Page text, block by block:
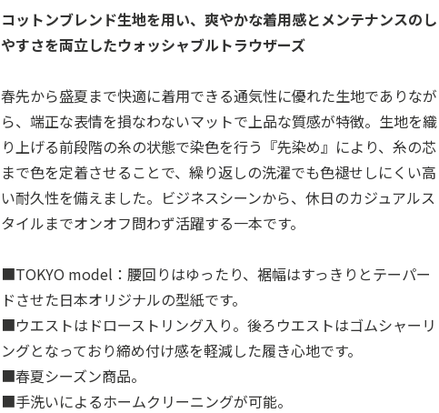
コットンブレンド生地を用い、爽やかな着用感とメンテナンスのし
やすさを両立したウォッシャブルトラウザーズ
春先から盛夏まで快適に着用できる通気性に優れた生地でありなが
ら、端正な表情を損なわないマットで上品な質感が特徴。生地を織
り上げる前段階の糸の状態で染色を行う『先染め』により、糸の芯
まで色を定着させることで、繰り返しの洗濯でも色褪せしにくい高
い耐久性を備えました。ビジネスシーンから、休日のカジュアルス
タイルまでオンオフ問わず活躍する一本です。
■TOKYO model：腰回りはゆったり、裾幅はすっきりとテーパー
ドさせた日本オリジナルの型紙です。
■ウエストはドローストリング入り。後ろウエストはゴムシャーリ
ングとなっており締め付け感を軽減した履き心地です。
■春夏シーズン商品。
■手洗いによるホームクリーニングが可能。